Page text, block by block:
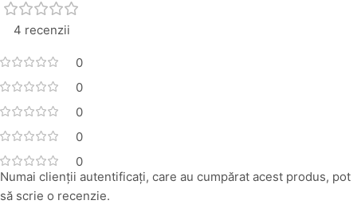
4 recenzii
0
0
0
0
0
Numai clienții autentificați, care au cumpărat acest produs, pot
să scrie o recenzie.